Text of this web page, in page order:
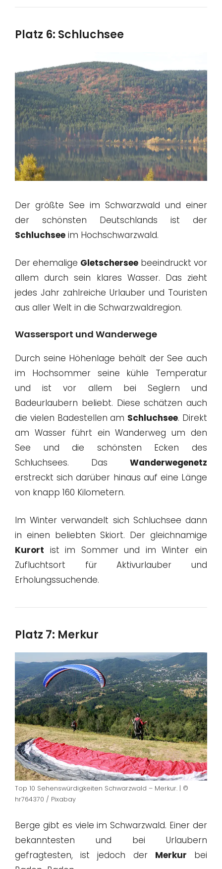
Platz 6: Schluchsee
Der größte See im Schwarzwald und einer
der schönsten Deutschlands ist der
Schluchsee im Hochschwarzwald.
Der ehemalige Gletschersee beeindruckt vor
allem durch sein klares Wasser. Das zieht
jedes Jahr zahlreiche Urlauber und Touristen
aus aller Welt in die Schwarzwaldregion.
Wassersport und Wanderwege
Durch seine Höhenlage behält der See auch
im Hochsommer seine kühle Temperatur
und ist vor allem bei Seglern und
Badeurlaubern beliebt. Diese schätzen auch
die vielen Badestellen am Schluchsee. Direkt
am Wasser führt ein Wanderweg um den
See und die schönsten Ecken des
Schluchsees. Das Wanderwegenetz
erstreckt sich darüber hinaus auf eine Länge
von knapp 160 Kilometern.
Im Winter verwandelt sich Schluchsee dann
in einen beliebten Skiort. Der gleichnamige
Kurort ist im Sommer und im Winter ein
Zufluchtsort für Aktivurlauber und
Erholungssuchende.
Platz 7: Merkur
Top 10 Sehenswürdigkeiten Schwarzwald – Merkur. | ©
hr764370 / Pixabay
Berge gibt es viele im Schwarzwald. Einer der
bekanntesten und bei Urlaubern
gefragtesten, ist jedoch der Merkur bei